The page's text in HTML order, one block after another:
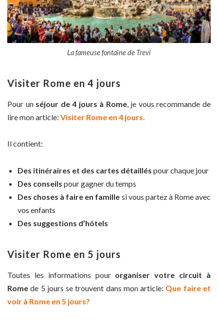
La fameuse fontaine de Trevi
Visiter Rome en 4 jours
Pour un séjour de 4 jours à Rome, je vous recommande de
lire mon article: Visiter Rome en 4 jours.
Il contient:
Des itinéraires et des cartes détaillés pour chaque jour
Des conseils pour gagner du temps
Des choses à faire en famille si vous partez à Rome avec
vos enfants
Des suggestions d’hôtels
Visiter Rome en 5 jours
Toutes les informations pour organiser votre circuit à
Rome de 5 jours se trouvent dans mon article: Que faire et
voir à Rome en 5 jours?